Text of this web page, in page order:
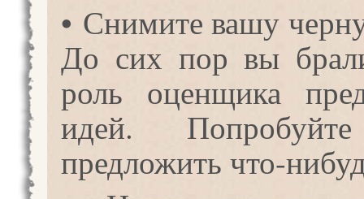
• Снимите вашу
До сих пор вы
роль оценщика
идей.
предложить что-